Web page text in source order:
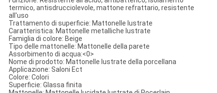
termico, antisdrucciolevole, mattone refrattario, resistente
all'uso
Trattamento di superficie: Mattonelle lustrate
Caratteristica: Mattonelle metalliche lustrate
Famiglia di colore: Beige
Tipo delle mattonelle: Mattonelle della parete
Assorbimento di acqua:<0>
Nome di prodotto: Mattonelle lustrate della porcellana
Applicazione: Saloni Ect
Colore: Colori
Superficie: Glassa finita